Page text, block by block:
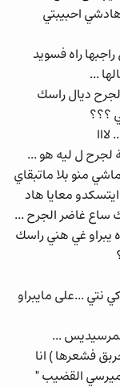
احبيبتي
راه فسويد
...
ديال راسك
؟؟؟
من بلاصة لجرح ل ليه هو ...
منو بلا ماتبقاي
معايا هاد
ساع غاضر الجرح ...
يبراو غي هني راسك
نتي ...على مايبراو
...
فشعرها ) انا